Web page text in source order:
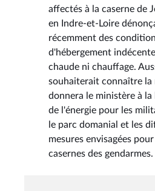
affectés à la caserne de
en Indre-et-Loire
récemment des
d'hébergement
chaude ni chauffage.
souhaiterait connaître la
donnera le ministère à la
de l'énergie pour les
le parc domanial et les
mesures envisagées
casernes des gendarmes.